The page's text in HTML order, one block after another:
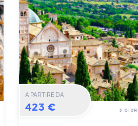
A PARTIRE DA
423 € 3